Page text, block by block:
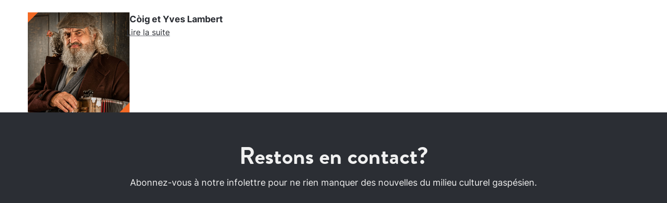
Còig et Yves Lambert
Lire la suite
Restons en contact?
Abonnez-vous à notre infolettre pour ne rien manquer des nouvelles du milieu culturel gaspésien.